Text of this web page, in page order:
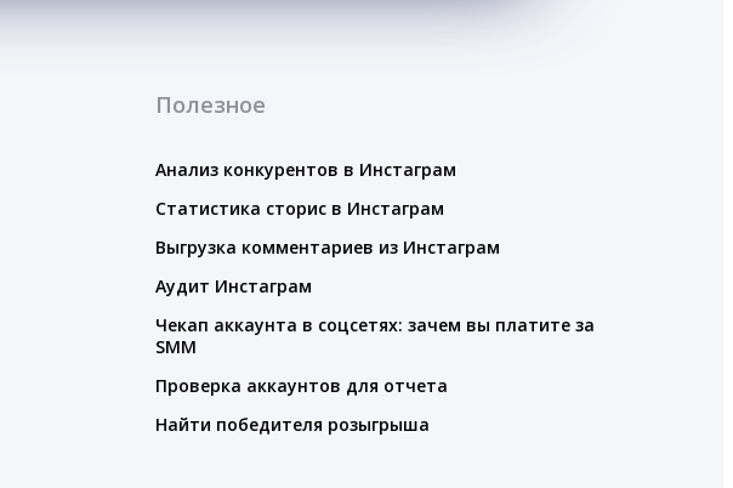
Полезное
Анализ конкурентов в Инстаграм
Статистика сторис в Инстаграм
Выгрузка комментариев из Инстаграм
Аудит Инстаграм
Чекап аккаунта в соцсетях: зачем вы платите за
SMM
Проверка аккаунтов для отчета
Найти победителя розыгрыша